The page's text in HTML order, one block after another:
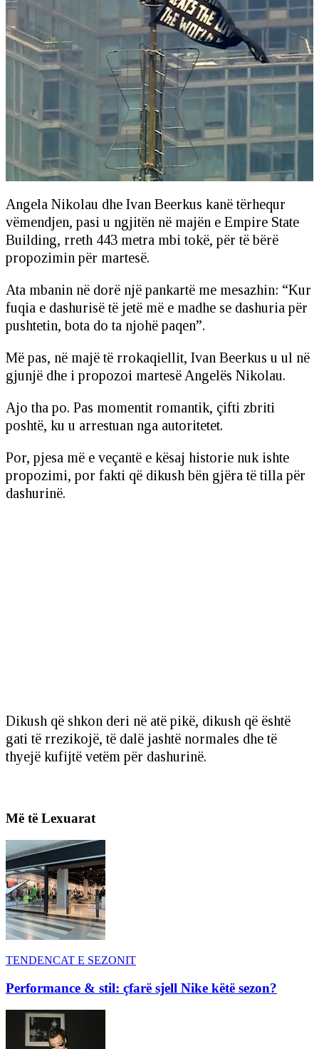
Angela Nikolau dhe Ivan Beerkus kanë tërhequr
vëmendjen, pasi u ngjitën në majën e Empire State
Building, rreth 443 metra mbi tokë, për të bërë
propozimin për martesë.
Ata mbanin në dorë një pankartë me mesazhin: “Kur
fuqia e dashurisë të jetë më e madhe se dashuria për
pushtetin, bota do ta njohë paqen”.
Më pas, në majë të rrokaqiellit, Ivan Beerkus u ul në
gjunjë dhe i propozoi martesë Angelës Nikolau.
Ajo tha po. Pas momentit romantik, çifti zbriti
poshtë, ku u arrestuan nga autoritetet.
Por, pjesa më e veçantë e kësaj historie nuk ishte
propozimi, por fakti që dikush bën gjëra të tilla për
dashurinë.
Dikush që shkon deri në atë pikë, dikush që është
gati të rrezikojë, të dalë jashtë normales dhe të
thyejë kufijtë vetëm për dashurinë.
Më të Lexuarat
TENDENCAT E SEZONIT
Performance & stil: çfarë sjell Nike këtë sezon?